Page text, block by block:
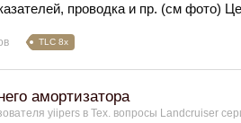
проводка и пр. (см фото)
TLC 8x
амортизатора
yiipers в Тех. вопросы Landcruiser